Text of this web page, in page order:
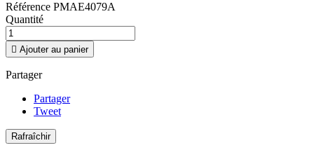
Référence PMAE4079A
Quantité
 Ajouter au panier
Partager
Partager
Tweet